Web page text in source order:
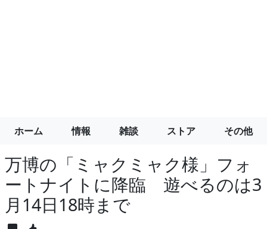
ホーム 情報 雑談 ストア その他
万博の「ミャクミャク様」フォ
ートナイトに降臨 遊べるのは3
月14日18時まで